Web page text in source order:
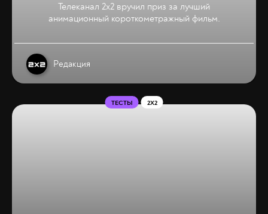
Телеканал 2х2 вручил приз за лучший
анимационный короткометражный фильм.
Редакция
ТЕСТЫ 2X2